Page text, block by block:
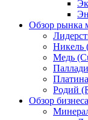
Обзор рынка
Никель
Медь
Родий
Обзор бизнеса